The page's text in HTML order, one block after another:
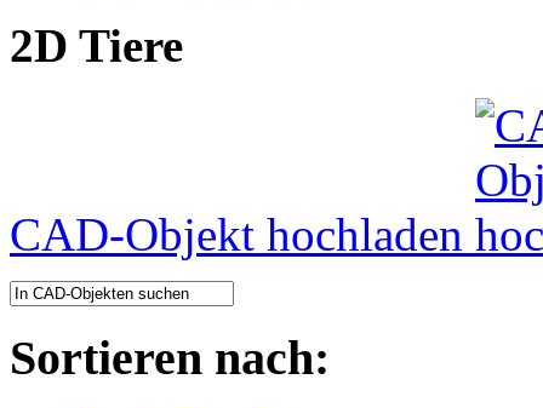
2D Tiere
CAD-Objekt hochladen
Sortieren nach: